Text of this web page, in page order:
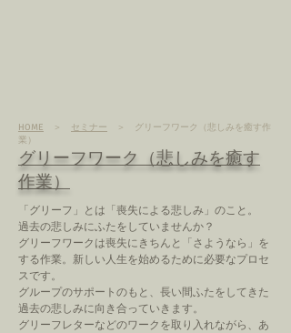
HOME ＞ セミナー ＞ グリーフワーク（悲しみを癒す作
業）
​グリーフワーク（悲しみを癒す
作業）
「グリーフ」とは「喪失による悲しみ」のこと。
過去の悲しみにふたをしていませんか？
グリーフワークは喪失にきちんと「さようなら」を
する作業。新しい人生を始めるために必要なプロセ
スです。
グループのサポートのもと、長い間ふたをしてきた
過去の悲しみに向き合っていきます。
​グリーフレターなどのワークを取り入れながら、あ